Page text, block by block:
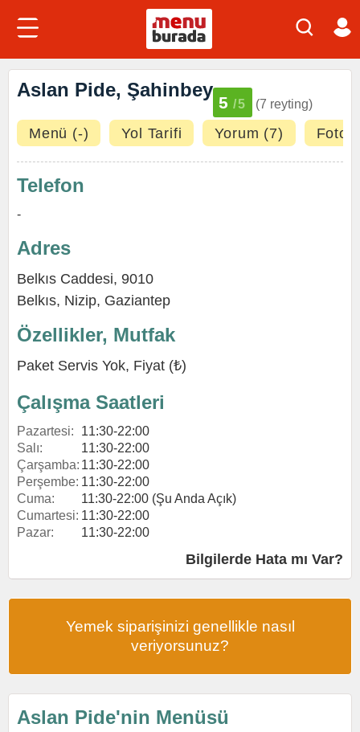
Aslan Pide, Şahinbey
5 /5 (7 reyting)
Menü (-) Yol Tarifi Yorum (7)
Telefon
-
Adres
Belkıs Caddesi, 9010
Belkıs, Nizip, Gaziantep
Özellikler, Mutfak
Paket Servis Yok, Fiyat (₺)
Çalışma Saatleri
Pazartesi:
11:30-22:00
Salı:
11:30-22:00
Çarşamba: 11:30-22:00
Perşembe: 11:30-22:00
Cuma:
11:30-22:00 (Şu Anda Açık)
Cumartesi: 11:30-22:00
Pazar:
11:30-22:00
Bilgilerde Hata mı Var?
Yemek siparişinizi genellikle nasıl
veriyorsunuz?
Aslan Pide'nin Menüsü